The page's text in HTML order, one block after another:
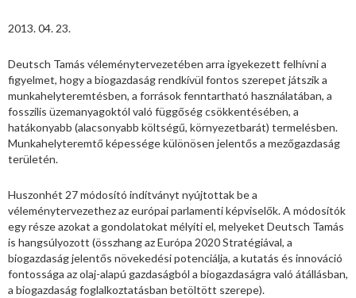
2013. 04. 23.
Deutsch Tamás véleménytervezetében arra igyekezett felhívni a
figyelmet, hogy a biogazdaság rendkívül fontos szerepet játszik a
munkahelyteremtésben, a források fenntartható használatában, a
fosszilis üzemanyagoktól való függőség csökkentésében, a
hatákonyabb (alacsonyabb költségű, környezetbarát) termelésben.
Munkahelyteremtő képessége különösen jelentős a mezőgazdaság
területén.
Huszonhét 27 módosító indítványt nyújtottak be a
véleménytervezethez az európai parlamenti képviselők. A módosítók
egy része azokat a gondolatokat mélyíti el, melyeket Deutsch Tamás
is hangsúlyozott (összhang az Európa 2020 Stratégiával, a
biogazdaság jelentős növekedési potenciálja, a kutatás és innováció
fontossága az olaj-alapú gazdaságból a biogazdaságra való átállásban,
a biogazdaság foglalkoztatásban betöltött szerepe).